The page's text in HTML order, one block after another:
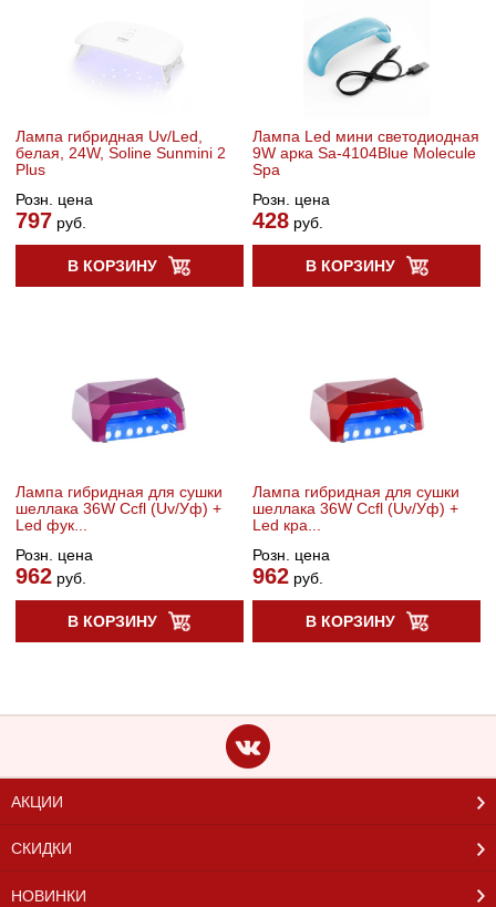
Лампа гибридная Uv/Led,
белая, 24W, Soline Sunmini 2
Plus
Розн. цена
797 руб.
В КОРЗИНУ
Лампа Led мини светодиодная
9W арка Sa-4104Blue Molecule
Spa
Розн. цена
428 руб.
В КОРЗИНУ
Лампа гибридная для сушки
шеллака 36W Ccfl (Uv/Уф) +
Led фук...
Розн. цена
962руб.
В КОРЗИНУ
Лампа гибридная для сушки
шеллака 36W Ccfl (Uv/Уф) +
Led кра...
Розн. цена
962 руб.
В КОРЗИНУ
АКЦИИ
СКИДКИ
НОВИНКИ